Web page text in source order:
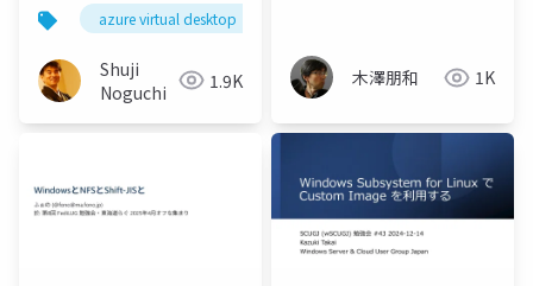
azure virtual desktop
Shuji
Noguchi
1.9K 木澤朋和 1K